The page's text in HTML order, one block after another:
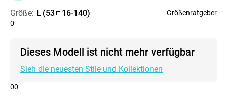
Größe: L (53 16-140)
Größenratgeber
0
Dieses Modell ist nicht mehr verfügbar
Sieh die neuesten Stile und Kollektionen
00